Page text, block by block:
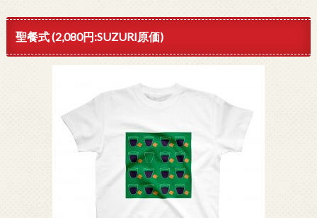
聖餐式 (2,080円:SUZURI原価)